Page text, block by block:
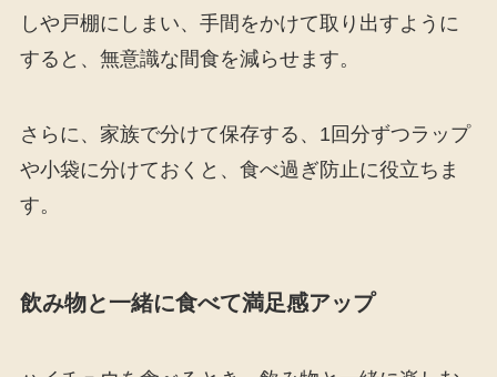
しや戸棚にしまい、手間をかけて取り出すように
すると、無意識な間食を減らせます。
さらに、家族で分けて保存する、1回分ずつラップ
や小袋に分けておくと、食べ過ぎ防止に役立ちま
す。
飲み物と一緒に食べて満足感アップ